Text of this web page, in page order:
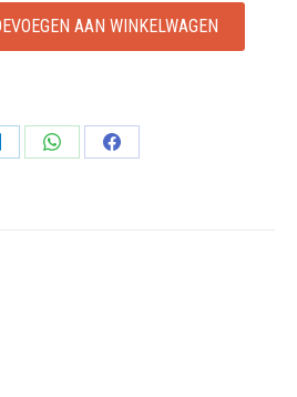
AAN WINKELWAGEN
Share
Share